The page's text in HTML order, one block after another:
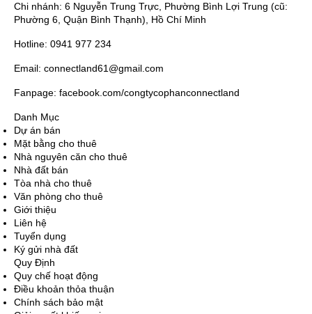
Chi nhánh: 6 Nguyễn Trung Trực, Phường Bình Lợi Trung (cũ:
Phường 6, Quận Bình Thạnh), Hồ Chí Minh
Hotline: 0941 977 234
Email: connectland61@gmail.com
Fanpage: facebook.com/congtycophanconnectland
Danh Mục
Dự án bán
Mặt bằng cho thuê
Nhà nguyên căn cho thuê
Nhà đất bán
Tòa nhà cho thuê
Văn phòng cho thuê
Giới thiệu
Liên hệ
Tuyển dụng
Ký gửi nhà đất
Quy Định
Quy chế hoạt động
Điều khoản thỏa thuận
Chính sách bảo mật